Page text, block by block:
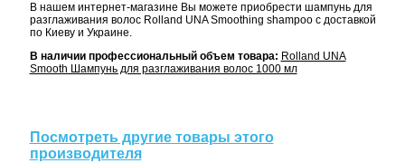
В нашем интернет-магазине Вы можете приобрести шампунь для
разглаживания волос Rolland UNA Smoothing shampoo с доставкой
по Киеву и Украине.
В наличии профессиональный объем товара: Rolland UNA
Smooth Шампунь для разглаживания волос 1000 мл
Посмотреть другие товары этого
производителя